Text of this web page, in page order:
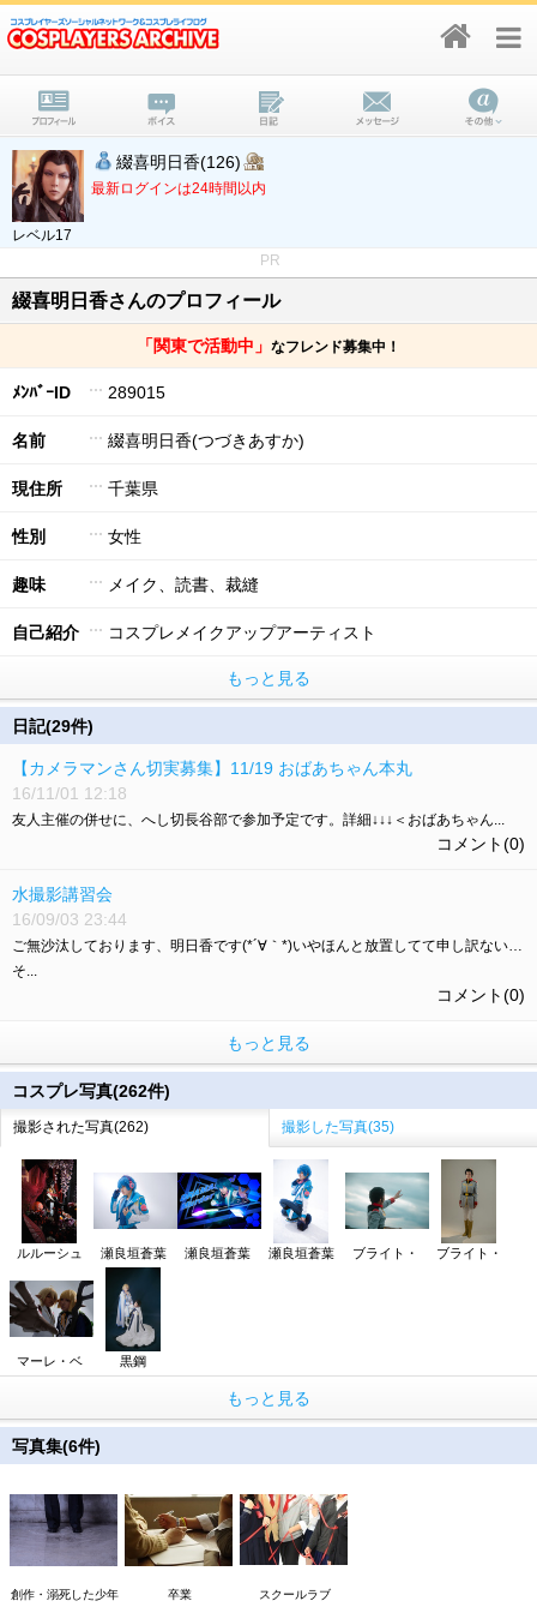
レベル17
綴喜明日香(126)
最新ログインは24時間以内
PR
綴喜明日香さんのプロフィール
「関東で活動中」 なフレンド募集中！
ﾒﾝﾊﾞｰID 289015
名前 綴喜明日香(つづきあすか)
現住所 千葉県
性別 女性
趣味 メイク、読書、裁縫
自己紹介 コスプレメイクアップアーティスト
もっと見る
日記(29件)
【カメラマンさん切実募集】11/19 おばあちゃん本丸
16/11/01 12:18
友人主催の併せに、へし切長谷部で参加予定です。詳細↓↓↓＜おばあちゃん...
コメント(0)
水撮影講習会
16/09/03 23:44
ご無沙汰しております、明日香です(*´∀｀*)いやほんと放置してて申し訳ない…
そ...
コメント(0)
もっと見る
コスプレ写真(262件)
撮影された写真(262) 撮影した写真(35)
ルルーシュ 瀬良垣蒼葉 瀬良垣蒼葉 瀬良垣蒼葉 ブライト・ ブライト・
マーレ・ベ 黒鋼
もっと見る
写真集(6件)
創作・溺死した少年 卒業 スクールラブ